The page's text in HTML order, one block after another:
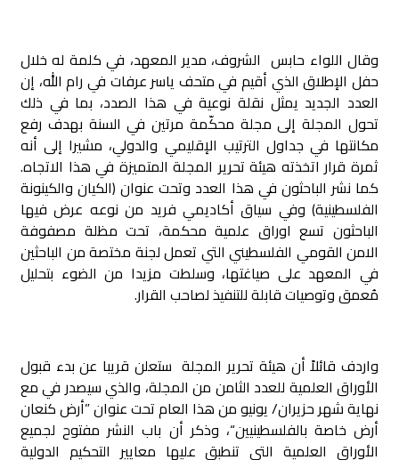
وقال اللواء حابس الشروف، مدير المعهد، في كلمة له خلال
حفل الإطلاق الذي أقيم في متحف ياسر عرفات في رام الله، إن
العدد الجديد يمثل نقلة نوعية في هذا الصدد، بما في ذلك
تحول المجلة إلى مجلة محكّمة مرتين في السنة بهدف رفع
مكانتها في جداول الترتيب الإقليمي والدولي، مشيرا إلى أنه
ثمرة قرار اتخذته هيئة تحرير المجلة المتميزة في هذا الاتجاه.
كما نشر الباحثون في هذا العدد وتحت عنوان (الكيان والكينونة
الفلسطينية) وفي سياق أكاديمي فريد من نوعه عرض فيها
الباحثون تسع اوراق علمية محكمة، تحت مظلة مصفوفة
الامن القومي الفلسطيني التي تعمل لجنة مختصة من الباحثين
في المعهد على صياغتها، وسلطت مزيدا من الضوء بتحليل
مُعمق وتوصيات قابلة للتنفيذ لصاحب القرار.
واردف قائلاً أن هيئة تحرير المجلة ستعلن قريبا عن بدء قبول
الأوراق العلمية للعدد الثامن من المجلة، والذي سيصدر في مع
نهاية شهر حزيران/ يونيو من هذا العام تحت عنوان ”أرض كنعان
أرض خاصة بالفلسطينيين“، وذكر أن باب النشر مفتوح لجميع
الأوراق العلمية التي تنطبق عليها معايير التحكيم الدولية